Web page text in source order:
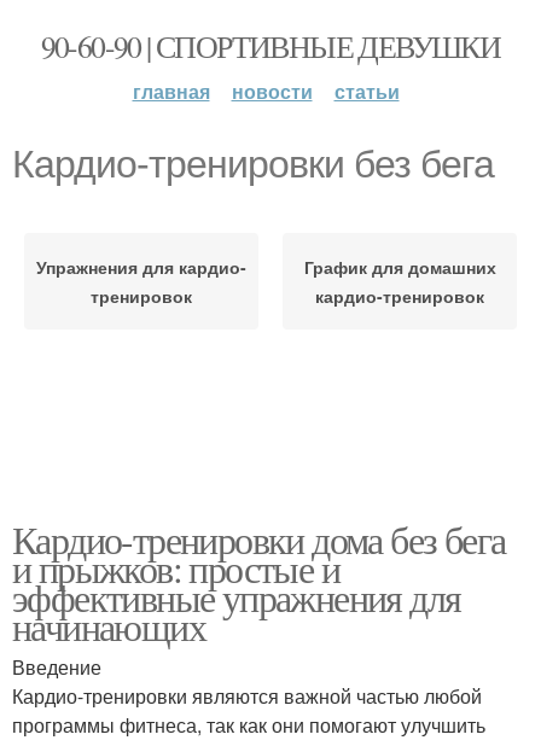
90-60-90 | СПОРТИВНЫЕ ДЕВУШКИ
главная новости статьи
Кардио-тренировки без бега
Упражнения для кардио-
тренировок
График для домашних
кардио-тренировок
Кардио-тренировки дома без бега
и прыжков: простые и
эффективные упражнения для
начинающих
Введение
Кардио-тренировки являются важной частью любой
программы фитнеса, так как они помогают улучшить